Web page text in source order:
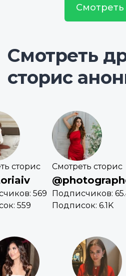
Смотреть
Смотреть
сторис
сторис
569
559
Смотреть сторис
Подписчиков:
Подписок: 6.1K